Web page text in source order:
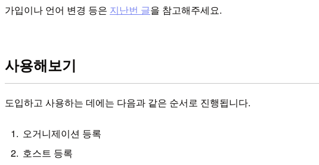
가입이나 언어 변경 등은 지난번 글을 참고해주세요.
사용해보기
도입하고 사용하는 데에는 다음과 같은 순서로 진행됩니다.
오거니제이션 등록
호스트 등록